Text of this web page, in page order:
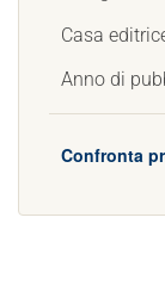
Casa
Anno di
Confronta